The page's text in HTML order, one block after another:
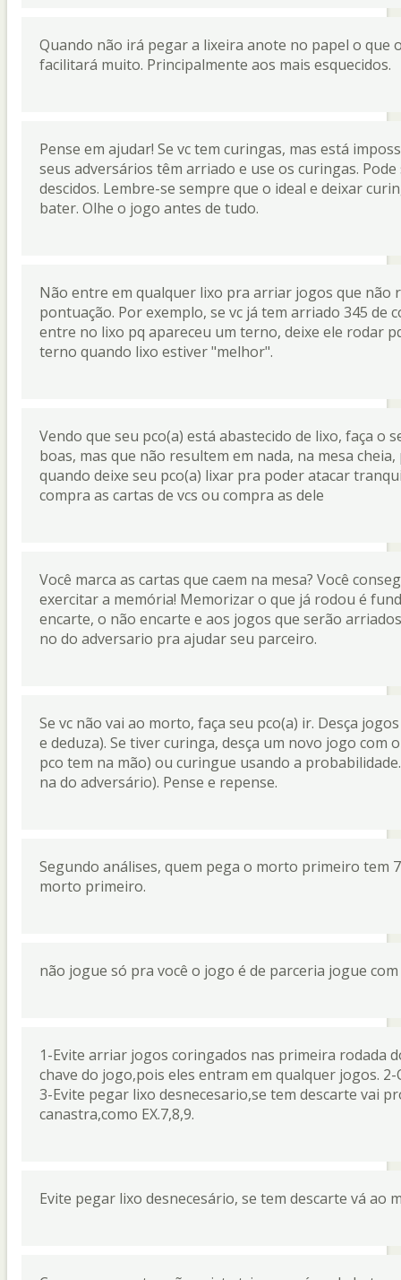
Quando não irá pegar a lixeira anote no papel o que
facilitará muito. Principalmente aos mais esquecidos.
Pense em ajudar! Se vc tem curingas, mas está
seus adversários têm arriado e use os curingas.
descidos. Lembre-se sempre que o ideal e deixar
bater. Olhe o jogo antes de tudo.
Não entre em qualquer lixo pra arriar jogos que não
pontuação. Por exemplo, se vc já tem arriado 345 de
entre no lixo pq apareceu um terno, deixe ele rodar
terno quando lixo estiver "melhor".
Vendo que seu pco(a) está abastecido de lixo, faça o
boas, mas que não resultem em nada, na mesa
quando deixe seu pco(a) lixar pra poder atacar
compra as cartas de vcs ou compra as dele
Você marca as cartas que caem na mesa? Você
exercitar a memória! Memorizar o que já rodou é
encarte, o não encarte e aos jogos que serão
no do adversario pra ajudar seu parceiro.
Se vc não vai ao morto, faça seu pco(a) ir. Desça
e deduza). Se tiver curinga, desça um novo jogo
pco tem na mão) ou curingue usando a
na do adversário). Pense e repense.
Segundo análises, quem pega o morto primeiro tem
morto primeiro.
não jogue só pra você o jogo é de parceria jogue
1-Evite arriar jogos coringados nas primeira rodada
chave do jogo,pois eles entram em qualquer jogos.
3-Evite pegar lixo desnecesario,se tem descarte vai
canastra,como EX.7,8,9.
Evite pegar lixo desnecesário, se tem descarte vá ao